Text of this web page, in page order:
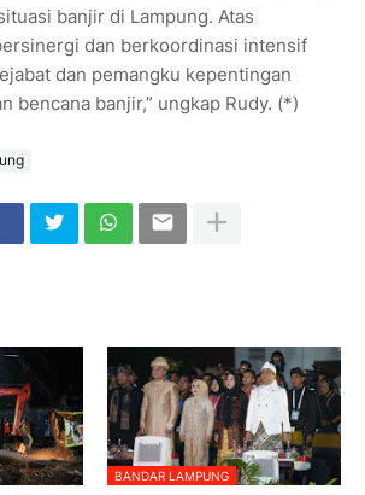
banjir di Lampung. Atas
dan berkoordinasi intensif
dan pemangku kepentingan
bencana banjir,” ungkap Rudy. (*)
BANDAR LAMPUNG